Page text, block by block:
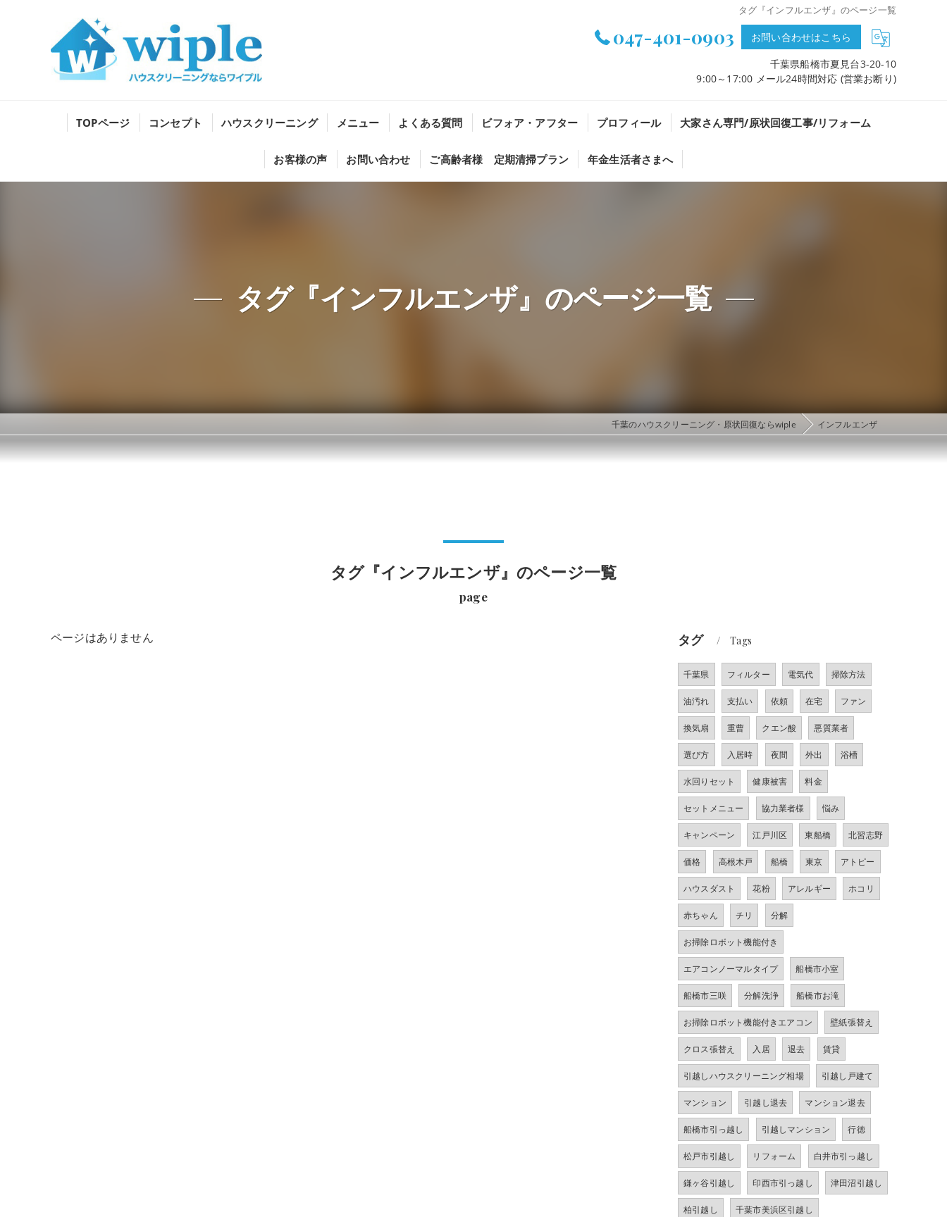
タグ『インフルエンザ』のページ一覧
047-401-0903 お問い合わせはこちら
千葉県船橋市夏見台3-20-10
9:00～17:00 メール24時間対応 (営業お断り)
TOPページ コンセプト ハウスクリーニング メニュー よくある質問 ビフォア・アフター プロフィール 大家さん専門/原状回復工事/リフォーム
お客様の声 お問い合わせ ご高齢者様 定期清掃プラン 年金生活者さまへ
タグ『インフルエンザ』のページ一覧
千葉のハウスクリーニング・原状回復ならwiple インフルエンザ
タグ『インフルエンザ』のページ一覧
page
ページはありません タグ Tags
千葉県 フィルター 電気代 掃除方法
油汚れ 支払い 依頼 在宅 ファン
換気扇 重曹 クエン酸 悪質業者
選び方 入居時 夜間 外出 浴槽
水回りセット 健康被害 料金
セットメニュー 協力業者様 悩み
キャンペーン 江戸川区 東船橋 北習志野
価格 高根木戸 船橋 東京 アトピー
ハウスダスト 花粉 アレルギー ホコリ
赤ちゃん チリ 分解
お掃除ロボット機能付き
エアコンノーマルタイプ 船橋市小室
船橋市三咲 分解洗浄 船橋市お滝
お掃除ロボット機能付きエアコン 壁紙張替え
クロス張替え 入居 退去 賃貸
引越しハウスクリーニング相場 引越し戸建て
マンション 引越し退去 マンション退去
船橋市引っ越し 引越しマンション 行徳
松戸市引越し リフォーム 白井市引っ越し
鎌ヶ谷引越し 印西市引っ越し 津田沼引越し
柏引越し 千葉市美浜区引越し